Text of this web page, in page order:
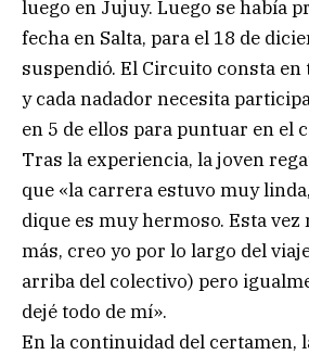
luego en Jujuy. Luego se había
fecha en Salta, para el 18 de
suspendió. El Circuito consta en
y cada nadador necesita
en 5 de ellos para puntuar en el
Tras la experiencia, la joven
que «la carrera estuvo muy
dique es muy hermoso. Esta vez
más, creo yo por lo largo del
arriba del colectivo) pero
dejé todo de mí».
En la continuidad del certamen,